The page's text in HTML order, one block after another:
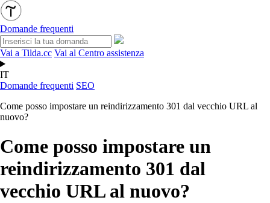
Domande frequenti
Vai a Tilda.cc Vai al Centro assistenza
IT
Domande frequenti SEO
Come posso impostare un reindirizzamento 301 dal vecchio URL al
nuovo?
Come posso impostare un
reindirizzamento 301 dal
vecchio URL al nuovo?